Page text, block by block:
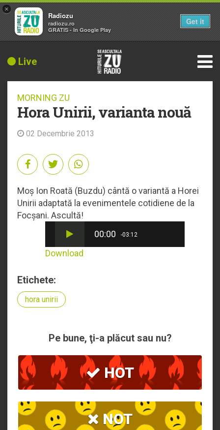
Live
MORNING ZU
Hora Unirii, varianta nouă
02 Decembrie 2013
Moș Ion Roată (Buzdu) cântă o variantă a Horei
Unirii adaptată la evenimentele cotidiene de la
Focșani. Ascultă!
00:00
-03:12
Download
Etichete:
hora unirii
Pe bune, ţi-a plăcut sau nu?
HOT
NOT
×
Radiozu
radiozu.ro
GRATIS - In Google Play
Get it